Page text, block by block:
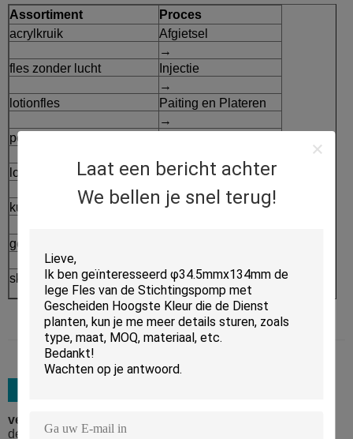
Laat een bericht achter
We bellen je snel terug!
Assortiment
Proces
acrylkruik
Afgietsel
→
fles zonder lucht
Injectie
→
lotionfles
Paiting en Plateren
→
pompfles
los poedergeval
Verpakking
⇒
kussengeval
Afgewerkte producten
geurbestrijdende stok
skincare verpakkingsreeks
verpakkingsmateriaal:
de gebonden vijf laaguitvoer kartonneert met